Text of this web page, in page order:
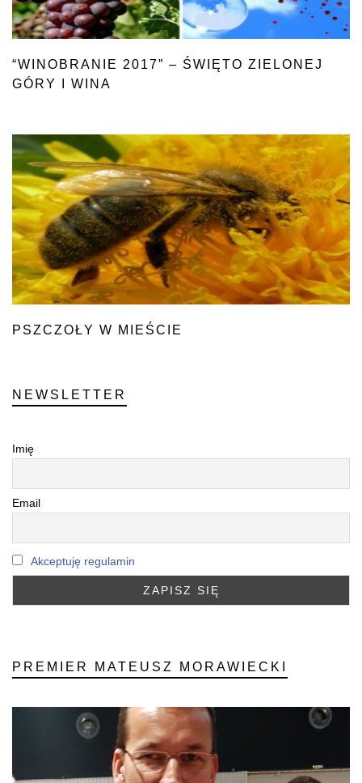
“WINOBRANIE 2017” – ŚWIĘTO ZIELONEJ
GÓRY I WINA
PSZCZOŁY W MIEŚCIE
NEWSLETTER
Imię
Email
Akceptuję regulamin
PREMIER MATEUSZ MORAWIECKI